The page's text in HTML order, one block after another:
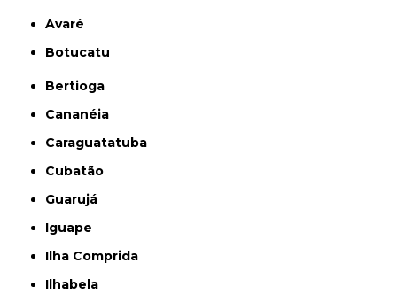
Avaré
Botucatu
Bertioga
Cananéia
Caraguatatuba
Cubatão
Guarujá
Iguape
Ilha Comprida
Ilhabela